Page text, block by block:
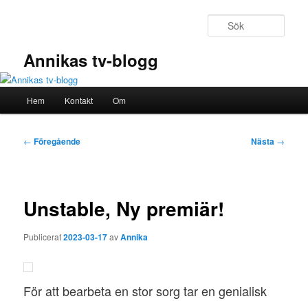
Annikas tv-blogg
Hem Kontakt Om
Inläggsnavigering
← Föregående Nästa →
Unstable, Ny premiär!
Publicerat2023-03-17avAnnika
För att bearbeta en stor sorg tar en genialisk